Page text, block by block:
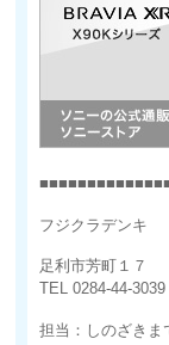
フジクラデンキ
足利市芳町１７
TEL 0284-44-3039
担当：しのざきま